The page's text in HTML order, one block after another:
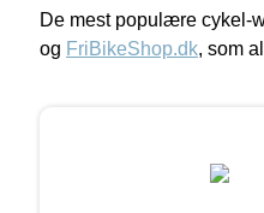
De mest populære cykel-
og FriBikeShop.dk, som